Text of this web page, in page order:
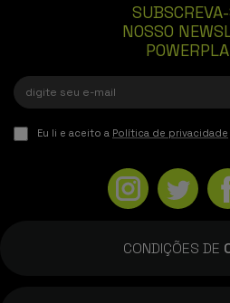
Preço imbatível para o
FRANCISCO JOSE
NOSSO
Eu li e aceito a Política de privacidade
CONDIÇÕES DE